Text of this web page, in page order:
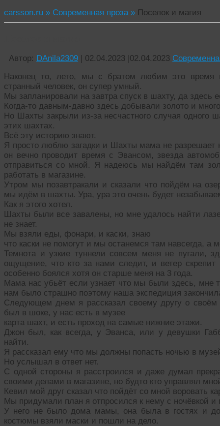
carsson.ru » Современная проза » Поселок и магия
Автор: DAnila2309 | 02.04.2023 |02.04.2023
Наконец то, лето, мы с братом любим это время
странный человек, он супер умный.
Мы запланировали на завтра спуск в шахту, да здесь
Когда-то давным-давно здесь добывали золото и
Но Шахты закрыли из-за несчастного случая одного
этих шахтах.
Всё эту историю знают.
Я просто люблю загадки и Шахты мама не разрешает
он вечно проводит время с Эвансом, звезда
отправиться со мной. Я надеюсь мы найдём там
работать в магазине.
Утром мы позавтракали и сказали что пойдём на
мы идём в шахты. Ура, ура это очень будет
Как я этого хотел.
Шахты были все завалены, но мне удалось найти
не знает.
Мы взяли еды, фонари, и каски, знаю
что каски не помогут и мы останемся там навсегда, а
Темнота и узкие туннели совсем меня не пугали,
ощущение, что кто за нами следит, и ветер
особенно боялся хотя он старше меня на 3 года.
Мама нас убьёт если узнает что мы были здесь, мне
нам было страшно поэтому наша экспедиция
Следующем днем я рассказал своему другу о своём
был в шоке, у нас есть в музее
карта шахт, и есть проход на самые нижние этажи.
Джон был, как всегда, у Эванса, или у девушки
найти.
Я рассказал ему что мы должны попасть ночью в
Но услышал в ответ нет.
С одной стороны я расстроился и даже думал
своими делами в магазине, но будто кто управлял
Кевил мой друг сказал что пойдёт со мной воровать
Мы придумали план я отпросился к нему с ночёвкой и
У него не было дома мамы, она была в гостях и
костюмы взяли маски и пошли на дело.